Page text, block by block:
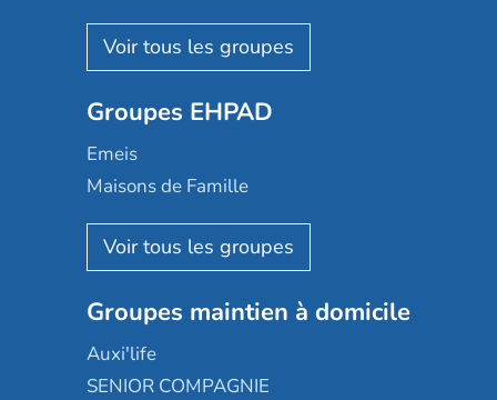
Nohée
Les Résidentiels
Mobicap
Domusvi
Happy Senior
Aquarelia
Nexity edenea
Les jardins d'Arcadie
Occitalia
Appartseniors
Groupes EHPAD
Emeis
Maisons de Famille
Korian
Emera
Groupe SOS
Le Noble Âge
Almage
Groupes maintien à domicile
Auxi'life
SENIOR COMPAGNIE